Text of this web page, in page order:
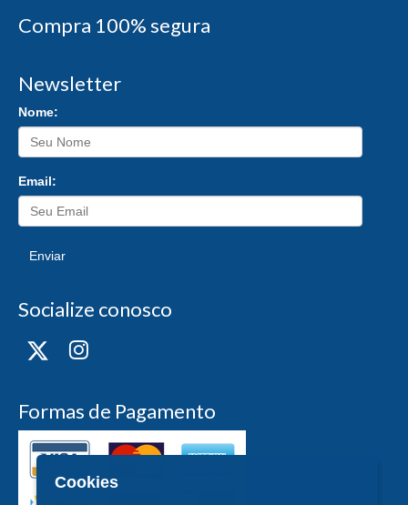
Compra 100% segura
Newsletter
Nome:
Email:
Enviar
Socialize conosco
Formas de Pagamento
Cookies